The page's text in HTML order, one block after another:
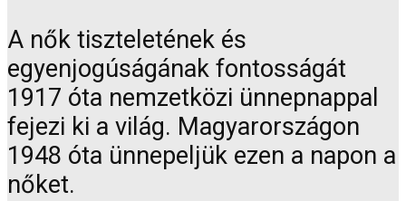
A nők tiszteletének és
egyenjogúságának fontosságát
1917 óta nemzetközi ünnepnappal
fejezi ki a világ. Magyarországon
1948 óta ünnepeljük ezen a napon a
nőket.